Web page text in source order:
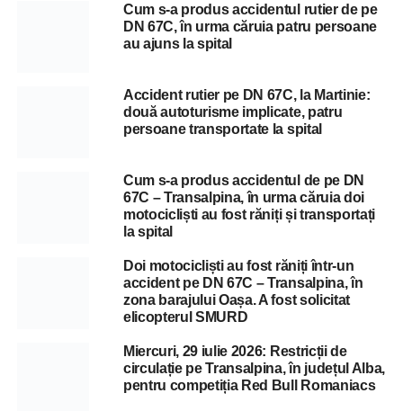
Cum s-a produs accidentul rutier de pe
DN 67C, în urma căruia patru persoane
au ajuns la spital
Accident rutier pe DN 67C, la Martinie:
două autoturisme implicate, patru
persoane transportate la spital
Cum s-a produs accidentul de pe DN
67C – Transalpina, în urma căruia doi
motocicliști au fost răniți și transportați
la spital
Doi motocicliști au fost răniți într-un
accident pe DN 67C – Transalpina, în
zona barajului Oașa. A fost solicitat
elicopterul SMURD
Miercuri, 29 iulie 2026: Restricții de
circulație pe Transalpina, în județul Alba,
pentru competiția Red Bull Romaniacs